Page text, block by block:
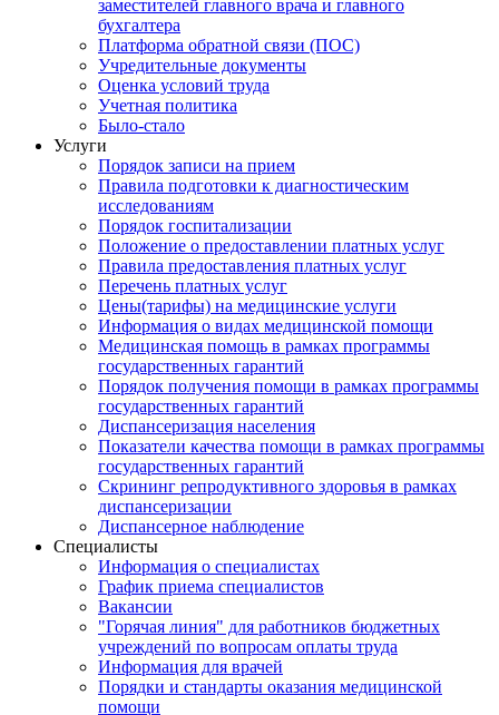
заместителей главного врача и главного
бухгалтера
Платформа обратной связи (ПОС)
Учредительные документы
Оценка условий труда
Учетная политика
Было-стало
Услуги
Порядок записи на прием
Правила подготовки к диагностическим
исследованиям
Порядок госпитализации
Положение о предоставлении платных услуг
Правила предоставления платных услуг
Перечень платных услуг
Цены(тарифы) на медицинские услуги
Информация о видах медицинской помощи
Медицинская помощь в рамках программы
государственных гарантий
Порядок получения помощи в рамках программы
государственных гарантий
Диспансеризация населения
Показатели качества помощи в рамках программы
государственных гарантий
Скрининг репродуктивного здоровья в рамках
диспансеризации
Диспансерное наблюдение
Специалисты
Информация о специалистах
График приема специалистов
Вакансии
"Горячая линия" для работников бюджетных
учреждений по вопросам оплаты труда
Информация для врачей
Порядки и стандарты оказания медицинской
помощи